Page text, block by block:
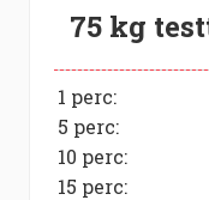
75 kg
1 perc:
5 perc:
10 perc:
15 perc: